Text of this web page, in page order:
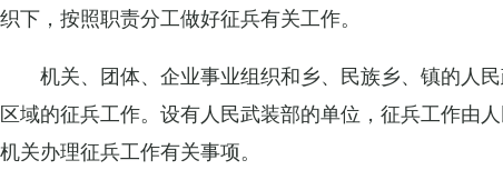
织下，按照职责分工做好征兵有关工作。
机关、团体、企业事业组织和乡、民族乡、镇的人
区域的征兵工作。设有人民武装部的单位，征兵工作由
机关办理征兵工作有关事项。